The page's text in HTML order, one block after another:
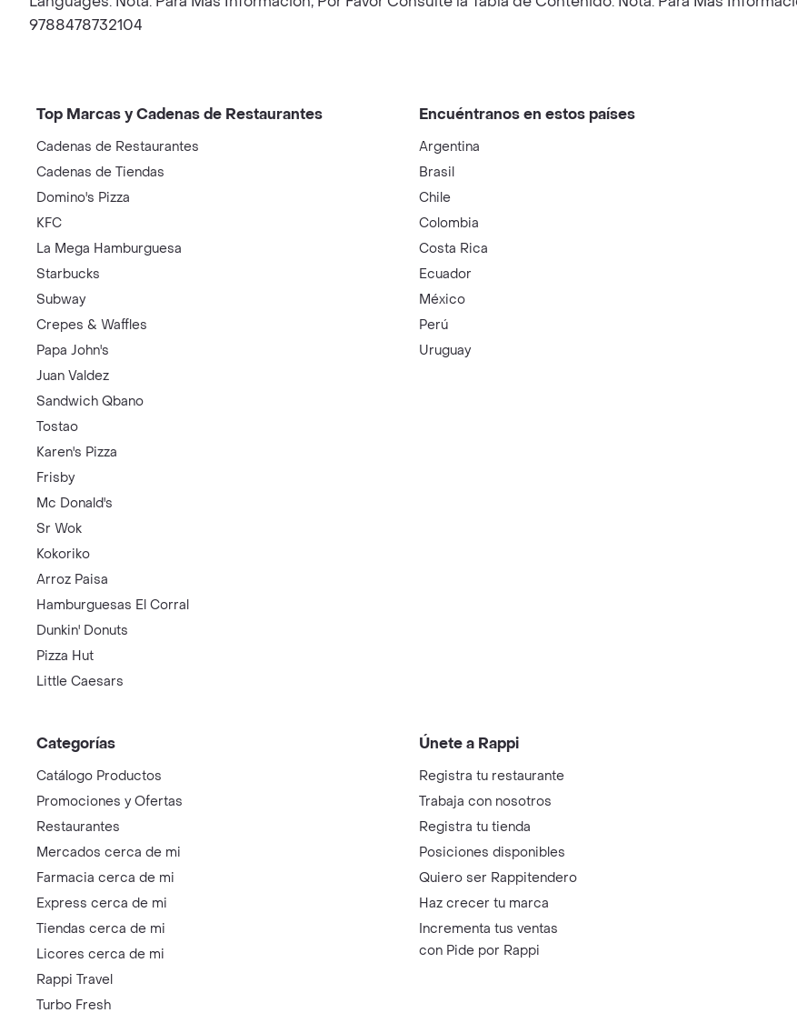
9788478732104
Top Marcas y Cadenas de Restaurantes
Cadenas de Restaurantes
Cadenas de Tiendas
Domino's Pizza
KFC
La Mega Hamburguesa
Starbucks
Subway
Crepes & Waffles
Papa John's
Juan Valdez
Sandwich Qbano
Tostao
Karen's Pizza
Frisby
Mc Donald's
Sr Wok
Kokoriko
Arroz Paisa
Hamburguesas El Corral
Dunkin' Donuts
Pizza Hut
Little Caesars
Encuéntranos en estos países
Argentina
Brasil
Chile
Colombia
Costa Rica
Ecuador
México
Perú
Uruguay
Categorías
Catálogo Productos
Promociones y Ofertas
Restaurantes
Mercados cerca de mi
Farmacia cerca de mi
Express cerca de mi
Tiendas cerca de mi
Licores cerca de mi
Rappi Travel
Turbo Fresh
Únete a Rappi
Registra tu restaurante
Trabaja con nosotros
Registra tu tienda
Posiciones disponibles
Quiero ser Rappitendero
Haz crecer tu marca
Incrementa tus ventas
con Pide por Rappi